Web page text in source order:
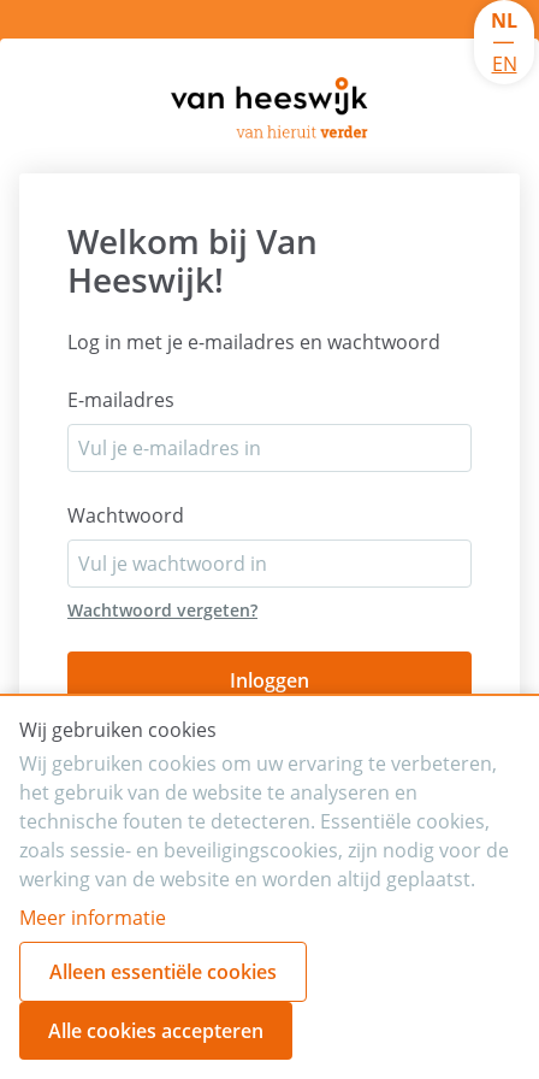
NL
|
EN
Welkom bij Van
Heeswijk!
Log in met je e-mailadres en wachtwoord
E-mailadres
Wachtwoord
Wachtwoord vergeten?
Inloggen
Wij gebruiken cookies
Wij gebruiken cookies om uw ervaring te verbeteren,
het gebruik van de website te analyseren en
technische fouten te detecteren. Essentiële cookies,
zoals sessie- en beveiligingscookies, zijn nodig voor de
werking van de website en worden altijd geplaatst.
Meer informatie
Alleen essentiële cookies
Alle cookies accepteren